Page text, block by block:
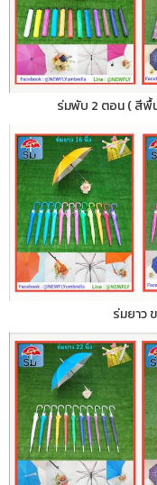
ร่มพับ 2 ตอน ( สีพื้
ร่มยาว